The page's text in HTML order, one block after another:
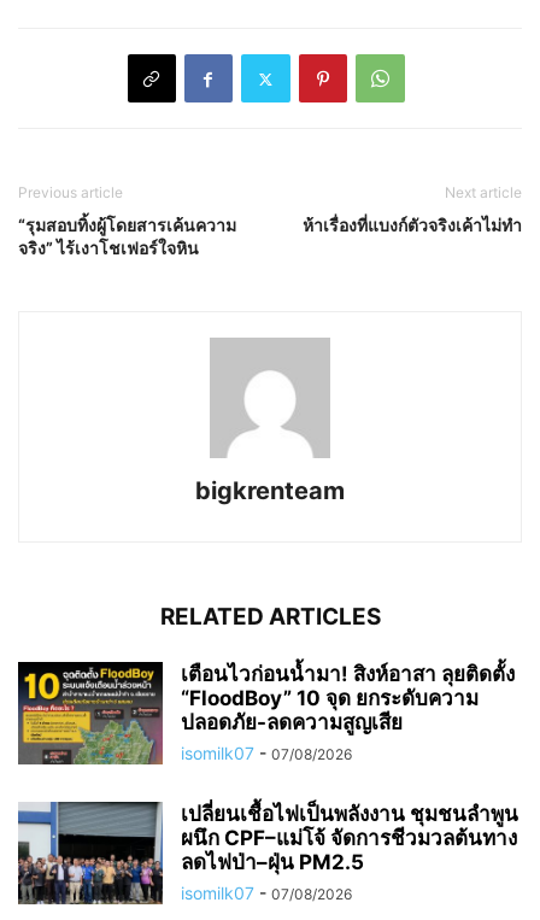
Previous article
“รุมสอบทิ้งผู้โดยสารเค้นความ
จริง” ไร้เงาโชเฟอร์ใจหิน
Next article
ห้าเรื่องที่แบงก์ตัวจริงเค้าไม่ทำ
bigkrenteam
RELATED ARTICLES
เตือนไวก่อนน้ำมา! สิงห์อาสา ลุยติดตั้ง
“FloodBoy” 10 จุด ยกระดับความ
ปลอดภัย-ลดความสูญเสีย
isomilk07 - 07/08/2026
เปลี่ยนเชื้อไฟเป็นพลังงาน ชุมชนลำพูน
ผนึก CPF–แม่โจ้ จัดการชีวมวลต้นทาง
ลดไฟป่า–ฝุ่น PM2.5
isomilk07 - 07/08/2026